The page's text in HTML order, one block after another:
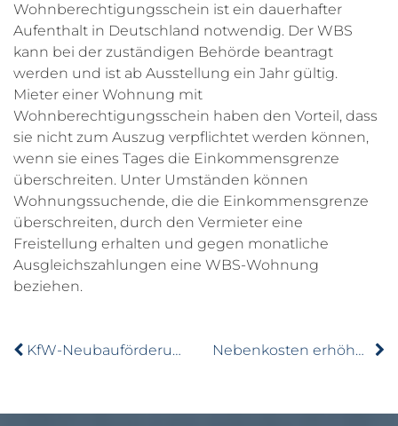
Wohnberechtigungsschein ist ein dauerhafter
Aufenthalt in Deutschland notwendig. Der WBS
kann bei der zuständigen Behörde beantragt
werden und ist ab Ausstellung ein Jahr gültig.
Mieter einer Wohnung mit
Wohnberechtigungsschein haben den Vorteil, dass
sie nicht zum Auszug verpflichtet werden können,
wenn sie eines Tages die Einkommensgrenze
überschreiten. Unter Umständen können
Wohnungssuchende, die die Einkommensgrenze
überschreiten, durch den Vermieter eine
Freistellung erhalten und gegen monatliche
Ausgleichszahlungen eine WBS-Wohnung
beziehen.
KfW-Neubauförderung: Budget innerhalb weniger Stunden ausgeschöpft Nebenkosten erhöhen: Was ist möglich und sinnvoll?